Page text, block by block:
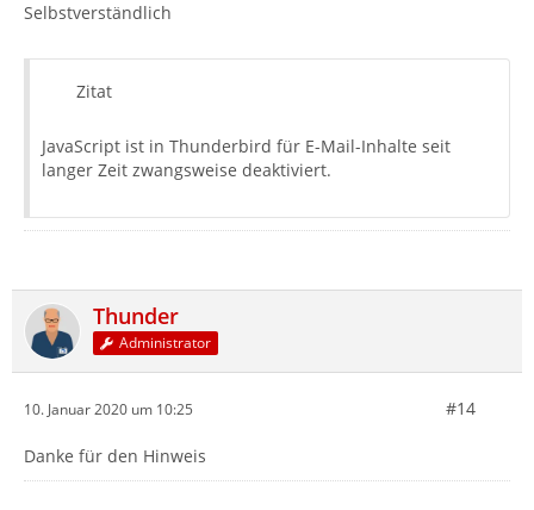
Selbstverständlich
Zitat
JavaScript ist in Thunderbird für E-Mail-Inhalte seit
langer Zeit zwangsweise deaktiviert.
Thunder
Administrator
10. Januar 2020 um 10:25 #14
Danke für den Hinweis